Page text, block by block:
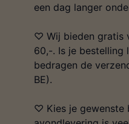
een dag langer
♡ Wij bieden gratis
60,-. Is je bestelling
bedragen de
BE).
♡ Kies je gewenste